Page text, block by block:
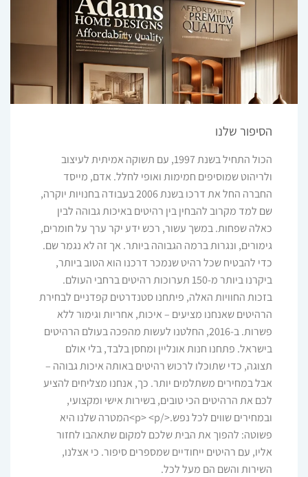
הסיפור שלנו
הכול התחיל בשנת 1997, עם תשוקה אמיתית לעיצוב
ולריהוט שמוסיפים חמימות ואופי לחלל. אדם, מייסד
החברה החל את דרכו בשנת 2006 בעבודה בחנויות יוקרה,
שם למד מקרוב להבחין בין רהיטים באיכות גבוהה לבין
כאלה שפחות. במשך עשור, רכש ידע יקר ערך על חומרים,
גימורים, ונגרות ברמה הגבוהה ביותר. אך זה לא נגמר שם.
כדי להבטיח שכל רהיט שנמכר דרכנו הוא הטוב ביותר,
ביקרנו ביותר מ-150 תערוכות רהיטים ברחבי העולם.
בזכות החוויות האלה, פיתחנו סטנדרטים קפדניים לבחירת
הרהיטים שאנחנו מציעים – איכות, אחריות וגימור ללא
פשרות. ב-2016, החלטנו לעשות מהפכה בעולם הרהיטים
בישראל. פתחנו חנות אונליין ומחסן בלבד, בלי אולם
תצוגה, כדי שתוכלו לרכוש רהיטים באותה איכות גבוהה –
אבל במחירים משתלמים יותר. כך, אנחנו מצליחים להציע
לכם את הרהיטים הכי טובים, בשירות אישי ומקצועי,
ובמחירים שווים לכל נפש.</p> <p>המטרה שלנו היא
פשוטה: להפוך את הבית שלכם למקום שתאהבו לחזור
אליו, עם רהיטים ייחודיים שמספרים סיפור. כי אצלנו,
השירות והשם הם מעל לכל.